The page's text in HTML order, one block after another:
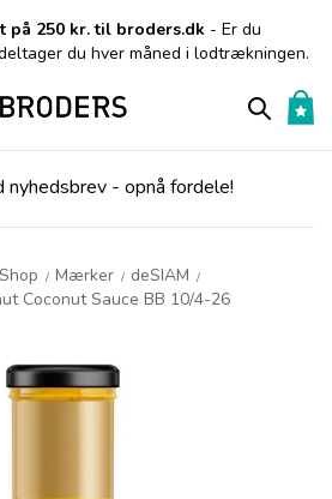
på 250 kr. til broders.dk - Er du
du hver måned i lodtrækningen.
nyhedsbrev - opnå fordele!
Shop / Mærker / deSIAM /
Coconut Sauce BB 10/4-26